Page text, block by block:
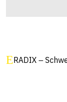
RADIX ‒